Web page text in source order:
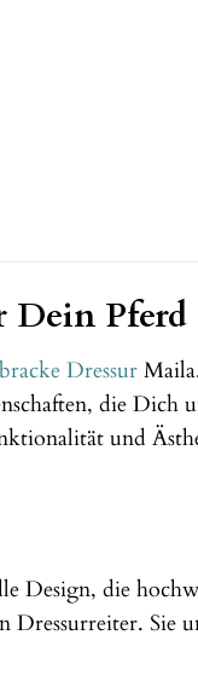
Dein Pferd
Dressur
die Dich
und
Design, die
Dressurreiter. Sie